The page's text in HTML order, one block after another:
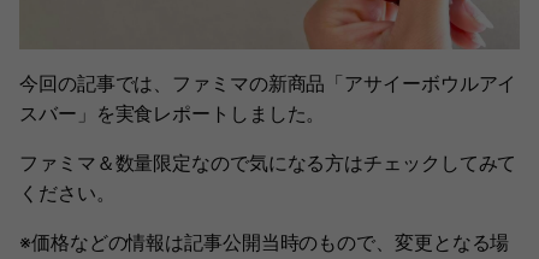
今回の記事では、ファミマの新商品「アサイーボウルアイ
スバー」を実食レポートしました。
ファミマ＆数量限定なので気になる方はチェックしてみて
ください。
※価格などの情報は記事公開当時のもので、変更となる場